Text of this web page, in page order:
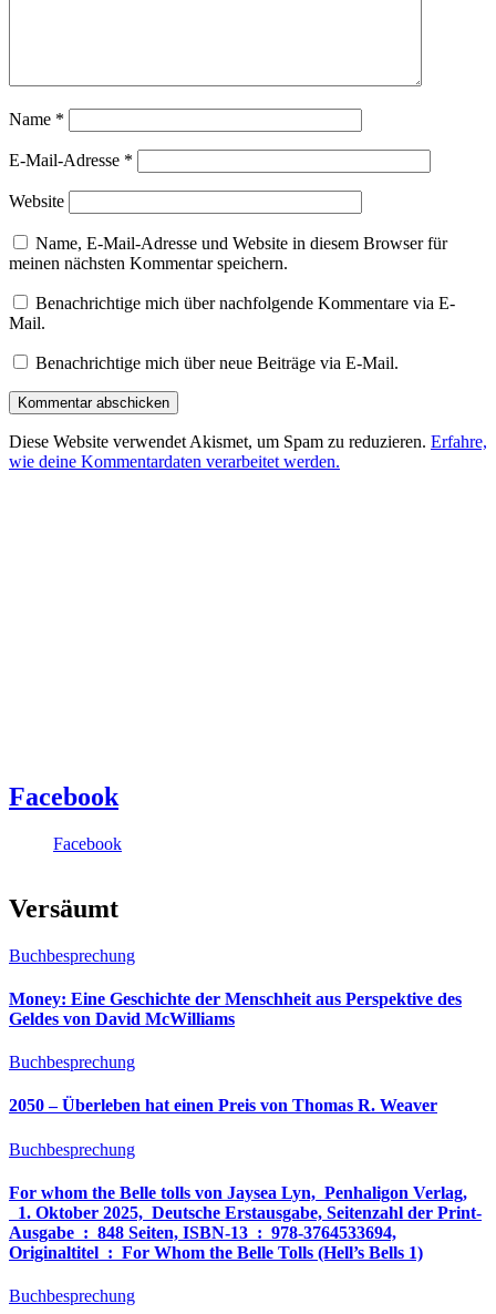
Name *
E-Mail-Adresse *
Website
Name, E-Mail-Adresse und Website in diesem Browser für
meinen nächsten Kommentar speichern.
Benachrichtige mich über nachfolgende Kommentare via E-
Mail.
Benachrichtige mich über neue Beiträge via E-Mail.
Diese Website verwendet Akismet, um Spam zu reduzieren. Erfahre,
wie deine Kommentardaten verarbeitet werden.
Facebook
Facebook
Versäumt
Buchbesprechung
Money: Eine Geschichte der Menschheit aus Perspektive des
Geldes von David McWilliams
Buchbesprechung
2050 – Überleben hat einen Preis von Thomas R. Weaver
Buchbesprechung
For whom the Belle tolls von Jaysea Lyn, ‎ Penhaligon Verlag,
‎ 1. Oktober 2025, ‎ Deutsche Erstausgabe, Seitenzahl der Print-
Ausgabe ‏ : ‎ 848 Seiten, ISBN-13 ‏ : ‎ 978-3764533694,
Originaltitel ‏ : ‎ For Whom the Belle Tolls (Hell’s Bells 1)
Buchbesprechung